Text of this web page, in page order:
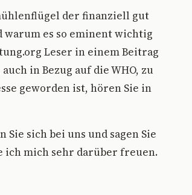
der finanziell gut
warum es so eminent wichtig
Leser in einem Beitrag
in Bezug auf die WHO, zu
geworden ist, hören Sie in
sich bei uns und sagen Sie
ich mich sehr darüber freuen.